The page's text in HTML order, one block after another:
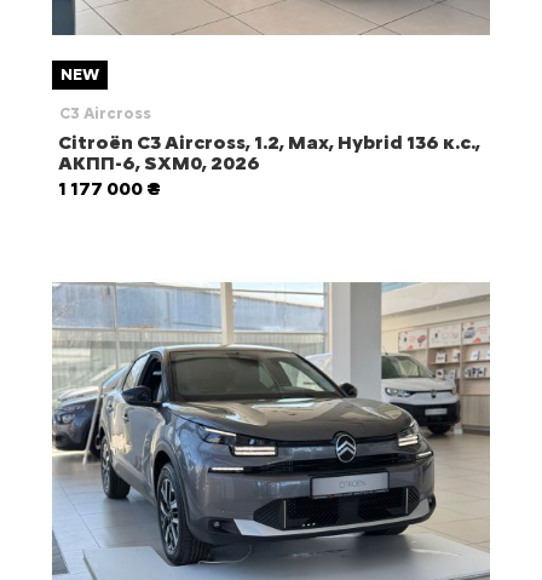
NEW
C3 Aircross
Citroën C3 Aircross, 1.2, Max, Hybrid 136 к.с.,
АКПП-6, SXM0, 2026
1 177 000 ₴